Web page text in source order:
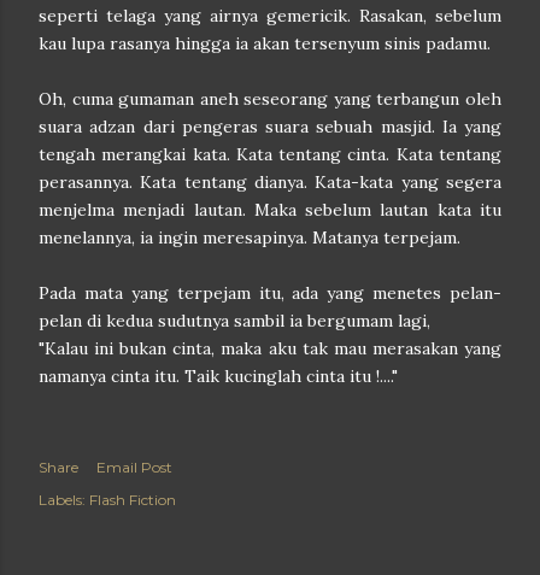
seperti telaga yang airnya gemericik. Rasakan, sebelum
kau lupa rasanya hingga ia akan tersenyum sinis padamu.
Oh, cuma gumaman aneh seseorang yang terbangun oleh
suara adzan dari pengeras suara sebuah masjid. Ia yang
tengah merangkai kata. Kata tentang cinta. Kata tentang
perasannya. Kata tentang dianya. Kata-kata yang segera
menjelma menjadi lautan. Maka sebelum lautan kata itu
menelannya, ia ingin meresapinya. Matanya terpejam.
Pada mata yang terpejam itu, ada yang menetes pelan-
pelan di kedua sudutnya sambil ia bergumam lagi,
"Kalau ini bukan cinta, maka aku tak mau merasakan yang
namanya cinta itu. Taik kucinglah cinta itu !...."
Share
Email Post
Labels: Flash Fiction